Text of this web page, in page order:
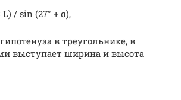
L) / sin (27° + α),
в треугольнике, в
выступает ширина и высота